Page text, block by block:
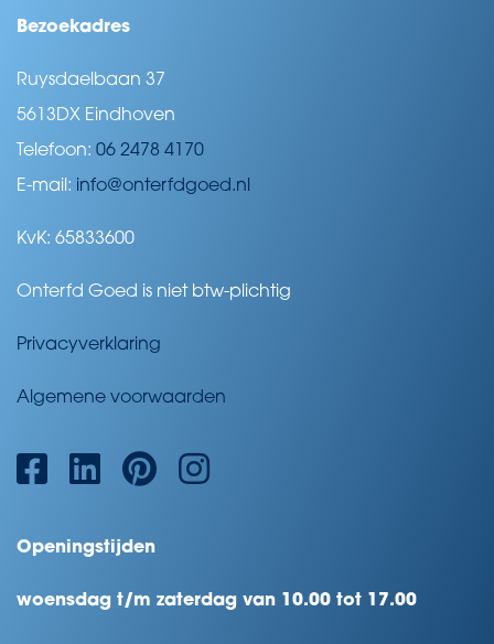
Bezoekadres
Ruysdaelbaan 37
5613DX Eindhoven
Telefoon: 06 2478 4170
E-mail: info@onterfdgoed.nl
KvK: 65833600
Onterfd Goed is niet btw-plichtig
Privacyverklaring
Algemene voorwaarden
Openingstijden
woensdag t/m zaterdag van 10.00 tot 17.00